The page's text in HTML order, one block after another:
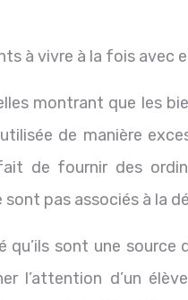
à vivre à la fois avec
montrant que les
de manière
de fournir des
sont pas associés à la
qu’ils sont une
l’attention d’un